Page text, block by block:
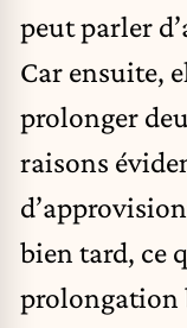
peut parler
Car ensuite,
prolonger
raisons
bien tard, ce
prolongation